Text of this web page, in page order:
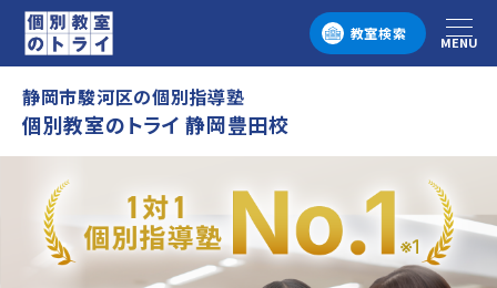
教室検索
メニュー
MENU
静岡市駿河区の個別指導塾
個別教室のトライ 静岡豊田校